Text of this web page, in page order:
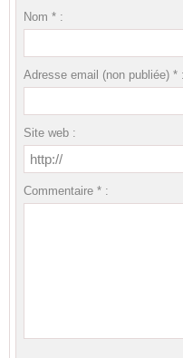
Nom * :
Adresse email (non publiée) * :
Site web :
Commentaire * :